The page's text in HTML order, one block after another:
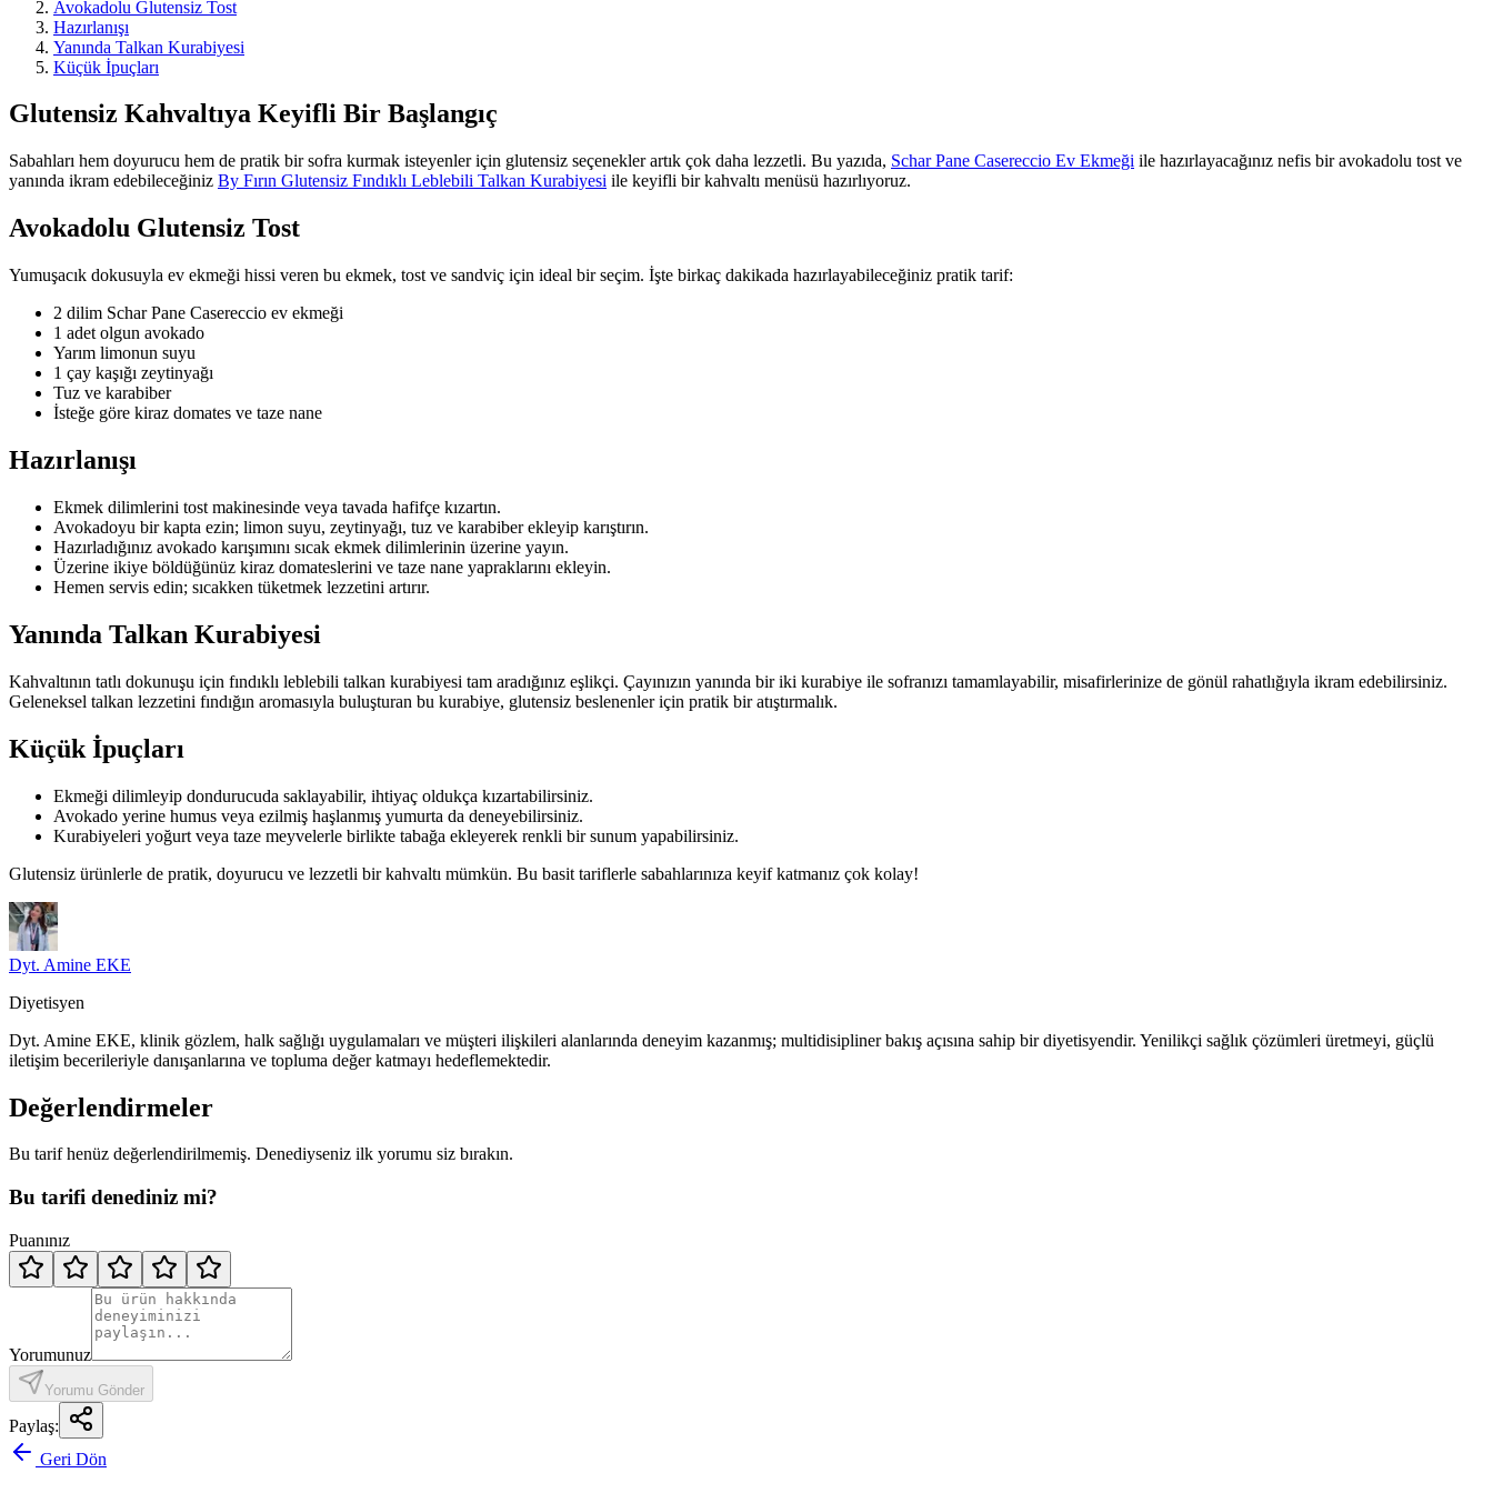
Avokadolu Glutensiz Tost
Hazırlanışı
Yanında Talkan Kurabiyesi
Küçük İpuçları
Glutensiz Kahvaltıya Keyifli Bir Başlangıç
Sabahları hem doyurucu hem de pratik bir sofra kurmak isteyenler için glutensiz seçenekler artık çok daha lezzetli. Bu yazıda, Schar Pane Casereccio Ev Ekmeği ile hazırlayacağınız nefis bir avokadolu tost ve
yanında ikram edebileceğiniz By Fırın Glutensiz Fındıklı Leblebili Talkan Kurabiyesi ile keyifli bir kahvaltı menüsü hazırlıyoruz.
Avokadolu Glutensiz Tost
Yumuşacık dokusuyla ev ekmeği hissi veren bu ekmek, tost ve sandviç için ideal bir seçim. İşte birkaç dakikada hazırlayabileceğiniz pratik tarif:
2 dilim Schar Pane Casereccio ev ekmeği
1 adet olgun avokado
Yarım limonun suyu
1 çay kaşığı zeytinyağı
Tuz ve karabiber
İsteğe göre kiraz domates ve taze nane
Hazırlanışı
Ekmek dilimlerini tost makinesinde veya tavada hafifçe kızartın.
Avokadoyu bir kapta ezin; limon suyu, zeytinyağı, tuz ve karabiber ekleyip karıştırın.
Hazırladığınız avokado karışımını sıcak ekmek dilimlerinin üzerine yayın.
Üzerine ikiye böldüğünüz kiraz domateslerini ve taze nane yapraklarını ekleyin.
Hemen servis edin; sıcakken tüketmek lezzetini artırır.
Yanında Talkan Kurabiyesi
Kahvaltının tatlı dokunuşu için fındıklı leblebili talkan kurabiyesi tam aradığınız eşlikçi. Çayınızın yanında bir iki kurabiye ile sofranızı tamamlayabilir, misafirlerinize de gönül rahatlığıyla ikram edebilirsiniz.
Geleneksel talkan lezzetini fındığın aromasıyla buluşturan bu kurabiye, glutensiz beslenenler için pratik bir atıştırmalık.
Küçük İpuçları
Ekmeği dilimleyip dondurucuda saklayabilir, ihtiyaç oldukça kızartabilirsiniz.
Avokado yerine humus veya ezilmiş haşlanmış yumurta da deneyebilirsiniz.
Kurabiyeleri yoğurt veya taze meyvelerle birlikte tabağa ekleyerek renkli bir sunum yapabilirsiniz.
Glutensiz ürünlerle de pratik, doyurucu ve lezzetli bir kahvaltı mümkün. Bu basit tariflerle sabahlarınıza keyif katmanız çok kolay!
Dyt. Amine EKE
Diyetisyen
Dyt. Amine EKE, klinik gözlem, halk sağlığı uygulamaları ve müşteri ilişkileri alanlarında deneyim kazanmış; multidisipliner bakış açısına sahip bir diyetisyendir. Yenilikçi sağlık çözümleri üretmeyi, güçlü
iletişim becerileriyle danışanlarına ve topluma değer katmayı hedeflemektedir.
Değerlendirmeler
Bu tarif henüz değerlendirilmemiş. Denediyseniz ilk yorumu siz bırakın.
Bu tarifi denediniz mi?
Puanınız
Yorumunuz
Yorumu Gönder
Paylaş:
Geri Dön